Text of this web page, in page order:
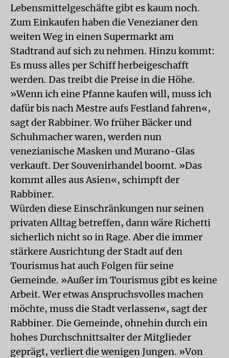
Lebensmittelgeschäfte gibt es kaum noch.
Zum Einkaufen haben die Venezianer den
weiten Weg in einen Supermarkt am
Stadtrand auf sich zu nehmen. Hinzu kommt:
Es muss alles per Schiff herbeigeschafft
werden. Das treibt die Preise in die Höhe.
»Wenn ich eine Pfanne kaufen will, muss ich
dafür bis nach Mestre aufs Festland fahren«,
sagt der Rabbiner. Wo früher Bäcker und
Schuhmacher waren, werden nun
venezianische Masken und Murano-Glas
verkauft. Der Souvenirhandel boomt. »Das
kommt alles aus Asien«, schimpft der
Rabbiner.
Würden diese Einschränkungen nur seinen
privaten Alltag betreffen, dann wäre Richetti
sicherlich nicht so in Rage. Aber die immer
stärkere Ausrichtung der Stadt auf den
Tourismus hat auch Folgen für seine
Gemeinde. »Außer im Tourismus gibt es keine
Arbeit. Wer etwas Anspruchsvolles machen
möchte, muss die Stadt verlassen«, sagt der
Rabbiner. Die Gemeinde, ohnehin durch ein
hohes Durchschnittsalter der Mitglieder
geprägt, verliert die wenigen Jungen. »Von